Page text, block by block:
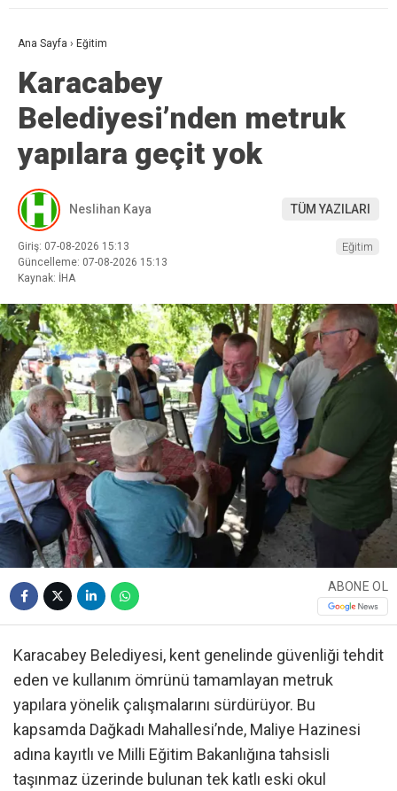
Ana Sayfa › Eğitim
Karacabey
Belediyesi’nden metruk
yapılara geçit yok
Neslihan Kaya TÜM YAZILARI
Giriş: 07-08-2026 15:13
Güncelleme: 07-08-2026 15:13
Kaynak: İHA
Eğitim
ABONE OL
Karacabey Belediyesi, kent genelinde güvenliği tehdit
eden ve kullanım ömrünü tamamlayan metruk
yapılara yönelik çalışmalarını sürdürüyor. Bu
kapsamda Dağkadı Mahallesi’nde, Maliye Hazinesi
adına kayıtlı ve Milli Eğitim Bakanlığına tahsisli
taşınmaz üzerinde bulunan tek katlı eski okul